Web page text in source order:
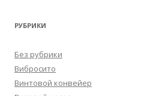
РУБРИКИ
Без рубрики
Вибросито
Винтовой конвейер